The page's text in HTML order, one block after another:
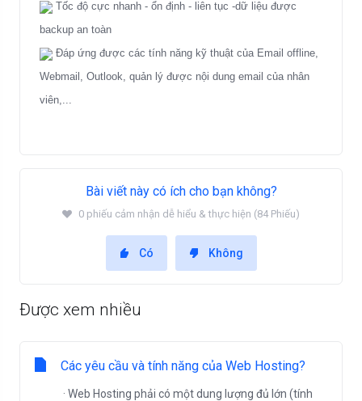
Tốc độ cực nhanh - ổn định - liên tục -dữ liệu được
backup an toàn
Đáp ứng được các tính năng kỹ thuật của Email offline,
Webmail, Outlook, quản lý được nội dung email của nhân
viên,...
Bài viết này có ích cho bạn không?
0 phiếu cảm nhận dễ hiểu & thực hiện (84 Phiếu)
Có Không
Được xem nhiều
Các yêu cầu và tính năng của Web Hosting?
· Web Hosting phải có một dung lượng đủ lớn (tính